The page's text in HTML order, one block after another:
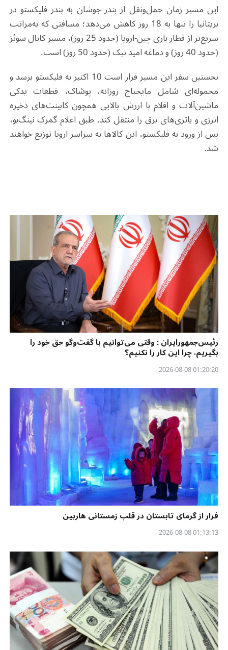
این مسیر زمان حمل‌ونقل از بندر جوشان به بندر فلیکستو در
بریتانیا را تنها به 18 روز کاهش می‌دهد؛ مسافتی که به‌مراتب
سریع‌تر از قطار باری چین-اروپا (حدود 25 روز)، مسیر کانال سوئز
(حدود 40 روز) و دماغه امید نیک (حدود 50 روز) است
.
نخستین سفر این مسیر قرار است 10 اکتبر به فلیکستو برسد و
محموله‌ای شامل مایحتاج روزانه، پوشاک، قطعات یدکی
ماشین‌آلات و اقلام با ارزش بالایی همچون کابینت‌های ذخیره
انرژی و باتری‌های برق را منتقل کند. طبق اعلام گمرک نینگ‌بو،
پس از ورود به فلیکستو، این کالاها به سراسر اروپا توزیع خواهند
شد.
رئیس‌جمهورایران : وقتی می‌توانیم با گفت‌وگو حق خود را
بگیریم، چرا این کار را نکنیم؟
01:20:20 2026-08-08
فرار از گرمای تابستان در قلب زمستانی هاربین
01:13:13 2026-08-08